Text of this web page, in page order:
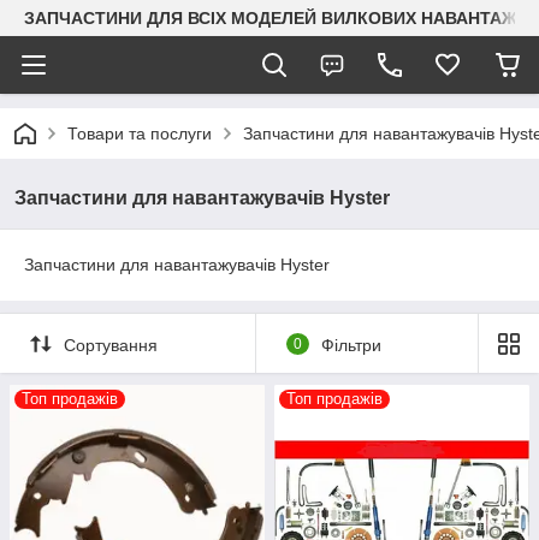
ЗАПЧАСТИНИ ДЛЯ ВСІХ МОДЕЛЕЙ ВИЛКОВИХ
Товари та послуги Запчастини для навантажувачів
Запчастини для навантажувачів Hyster
Запчастини для навантажувачів Hyster
Сортування 0 Фільтри
Топ продажів Топ продажів